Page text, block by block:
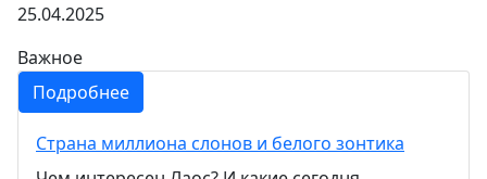
25.04.2025
Важное
Подробнее
Страна миллиона слонов и белого зонтика